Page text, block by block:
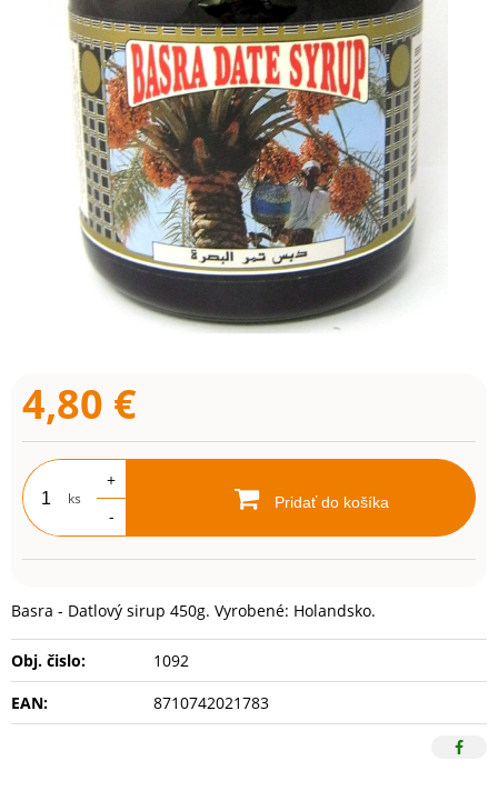
4,80 €
ks
+
-
Pridať do košíka
Basra - Datlový sirup 450g. Vyrobené: Holandsko.
Obj. čislo:
1092
EAN:
8710742021783